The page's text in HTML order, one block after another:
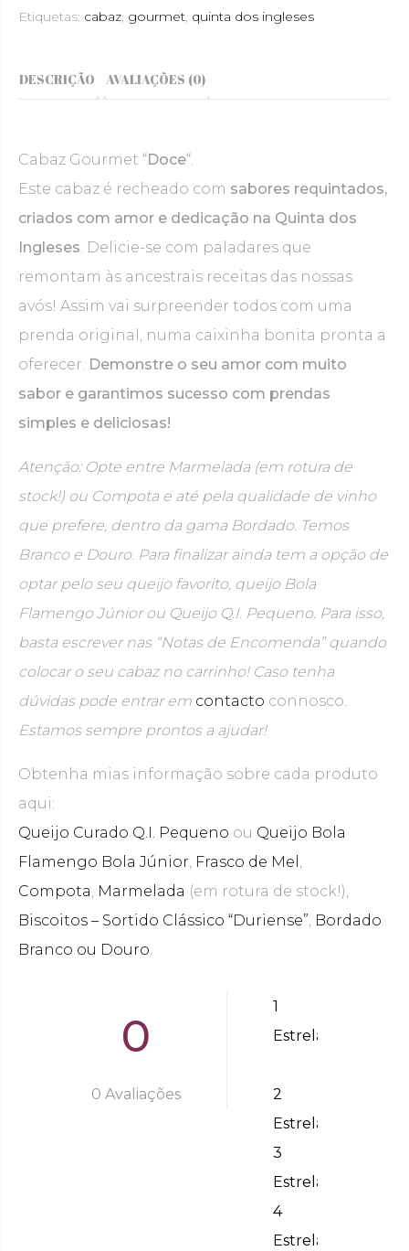
Etiquetas: cabaz, gourmet, quinta dos ingleses
DESCRIÇÃO AVALIAÇÕES (0)
Cabaz Gourmet “Doce“.
Este cabaz é recheado com sabores requintados,
criados com amor e dedicação na Quinta dos
Ingleses. Delicie-se com paladares que
remontam às ancestrais receitas das nossas
avós! Assim vai surpreender todos com uma
prenda original, numa caixinha bonita pronta a
oferecer. Demonstre o seu amor com muito
sabor e garantimos sucesso com prendas
simples e deliciosas!
Atenção: Opte entre Marmelada (em rotura de
stock!) ou Compota e até pela qualidade de vinho
que prefere, dentro da gama Bordado. Temos
Branco e Douro. Para finalizar ainda tem a opção de
optar pelo seu queijo favorito, queijo Bola
Flamengo Júnior ou Queijo Q.I. Pequeno. Para isso,
basta escrever nas “Notas de Encomenda” quando
colocar o seu cabaz no carrinho! Caso tenha
dúvidas pode entrar em contacto connosco.
Estamos sempre prontos a ajudar!
Obtenha mias informação sobre cada produto
aqui:
Queijo Curado Q.I. Pequeno ou Queijo Bola
Flamengo Bola Júnior, Frasco de Mel ,
Compota, Marmelada (em rotura de stock!),
Biscoitos – Sortido Clássico “Duriense”, Bordado
Branco ou Douro.
0
0 Avaliações
1
Estrela
2
Estrelas
3
Estrelas
4
Estrelas